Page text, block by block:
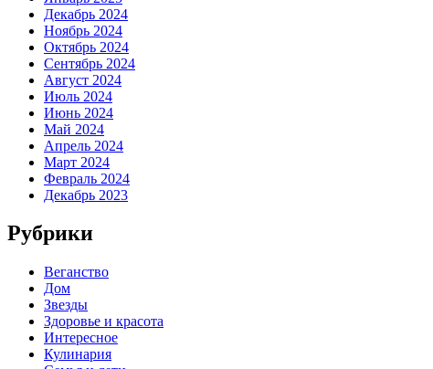
Декабрь 2024
Ноябрь 2024
Октябрь 2024
Сентябрь 2024
Август 2024
Июль 2024
Июнь 2024
Май 2024
Апрель 2024
Март 2024
Февраль 2024
Декабрь 2023
Рубрики
Веганство
Дом
Звезды
Здоровье и красота
Интересное
Кулинария